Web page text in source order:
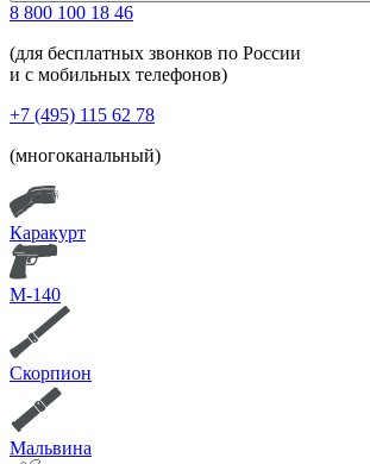
8 800 100 18 46
(для бесплатных звонков по России
и с мобильных телефонов)
+7 (495) 115 62 78
(многоканальный)
Каракурт
М-140
Скорпион
Мальвина